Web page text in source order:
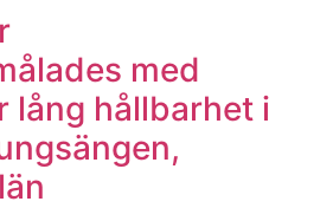
med
lång hållbarhet i